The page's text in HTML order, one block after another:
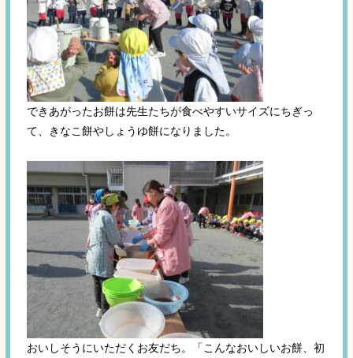
できあがったお餅は先生たちが食べやすいサイズにちぎっ
て、きなこ餅やしょうゆ餅になりました。
おいしそうにいただくお友だち。「こんなおいしいお餅、初